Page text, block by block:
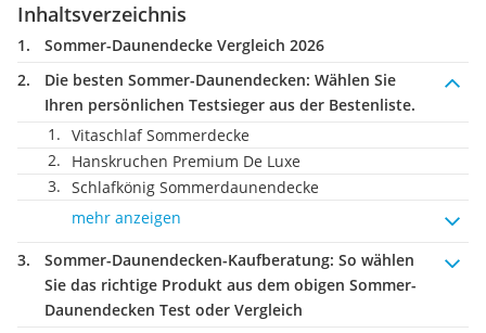
Inhaltsverzeichnis
Sommer-Daunendecke Vergleich 2026
Die besten Sommer-Daunendecken: Wählen Sie
Ihren persönlichen Testsieger aus der Bestenliste.
Vitaschlaf Sommerdecke
Hanskruchen Premium De Luxe
Schlafkönig Sommerdaunendecke
mehr anzeigen
Sommer-Daunendecken-Kaufberatung: So wählen
Sie das richtige Produkt aus dem obigen Sommer-
Daunendecken Test oder Vergleich